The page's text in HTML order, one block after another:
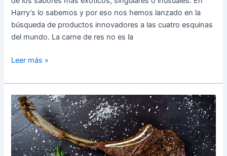
Harry’s lo sabemos y por eso nos hemos lanzado en la
búsqueda de productos innovadores a las cuatro esquinas
del mundo. La carne de res no es la
Leer más »
5
datos
que
todo
amante